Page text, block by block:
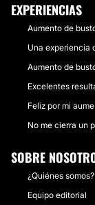
EXPERIENCIAS
Aumento de
Una experiencia
Aumento de
Excelentes
Feliz por mi
No me cierra un
SOBRE
¿Quiénes somos?
Equipo editorial